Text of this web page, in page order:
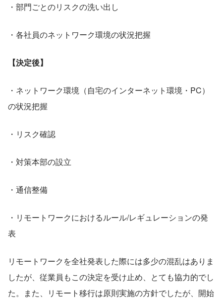
・部門ごとのリスクの洗い出し
・各社員のネットワーク環境の状況把握
【決定後】
・ネットワーク環境（自宅のインターネット環境・PC）
の状況把握
・リスク確認
・対策本部の設立
・通信整備
・リモートワークにおけるルール/レギュレーションの発
表
リモートワークを全社発表した際には多少の混乱はありま
したが、従業員もこの決定を受け止め、とても協力的でし
た。また、リモート移行は原則実施の方針でしたが、開始